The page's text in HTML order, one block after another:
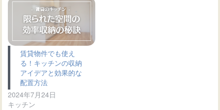
賃貸物件でも使え
る！キッチンの収納
アイデアと効果的な
配置方法
2024年7月24日
キッチン